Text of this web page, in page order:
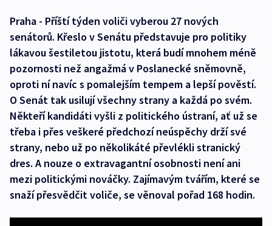
Praha - Příští týden voliči vyberou 27 nových
senátorů. Křeslo v Senátu představuje pro politiky
lákavou šestiletou jistotu, která budí mnohem méně
pozornosti než angažmá v Poslanecké sněmovně,
oproti ní navíc s pomalejším tempem a lepší pověstí.
O Senát tak usilují všechny strany a každá po svém.
Někteří kandidáti vyšli z politického ústraní, ať už se
třeba i přes veškeré předchozí neúspěchy drží své
strany, nebo už po několikáté převlékli stranický
dres. A nouze o extravagantní osobnosti není ani
mezi politickými nováčky. Zajímavým tvářím, které se
snaží přesvědčit voliče, se věnoval pořad 168 hodin.